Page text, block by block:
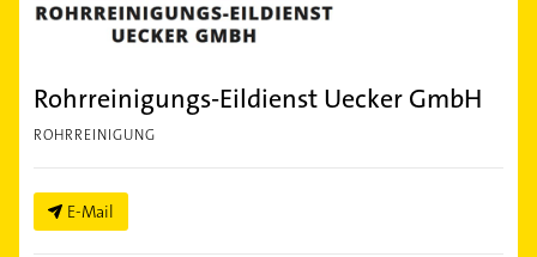
Rohrreinigungs-Eildienst Uecker GmbH
ROHRREINIGUNG
E-Mail